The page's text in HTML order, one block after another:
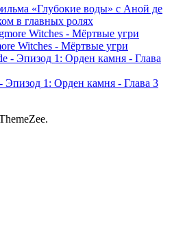
«Глубокие воды» с Аной де
в главных ролях
Witches - Мёртвые угри
Эпизод 1: Орден камня - Глава 3